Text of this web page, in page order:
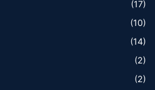
(17)
(10)
(14)
(2)
(2)